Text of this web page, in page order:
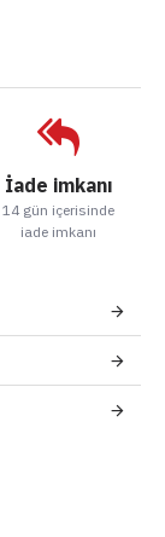
İade imkanı
14 gün içerisinde
iade imkanı